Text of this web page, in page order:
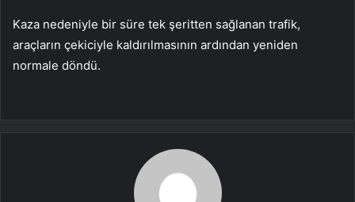
Kaza nedeniyle bir süre tek şeritten sağlanan trafik,
araçların çekiciyle kaldırılmasının ardından yeniden
normale döndü.